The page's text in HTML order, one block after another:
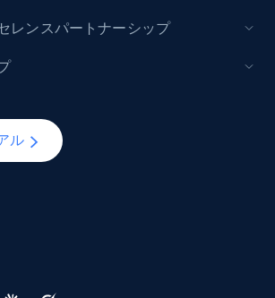
ル
レンスパートナーシップ